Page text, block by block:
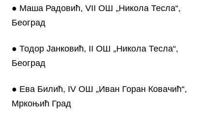
● Маша Радовић, VII ОШ „Никола Тесла“,
Београд
● Тодор Јанковић, II ОШ „Никола Тесла“,
Београд
● Ева Билић, IV ОШ „Иван Горан Ковачић“,
Мркоњић Град